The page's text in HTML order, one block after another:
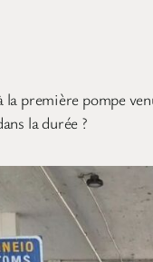
première pompe
la durée ?